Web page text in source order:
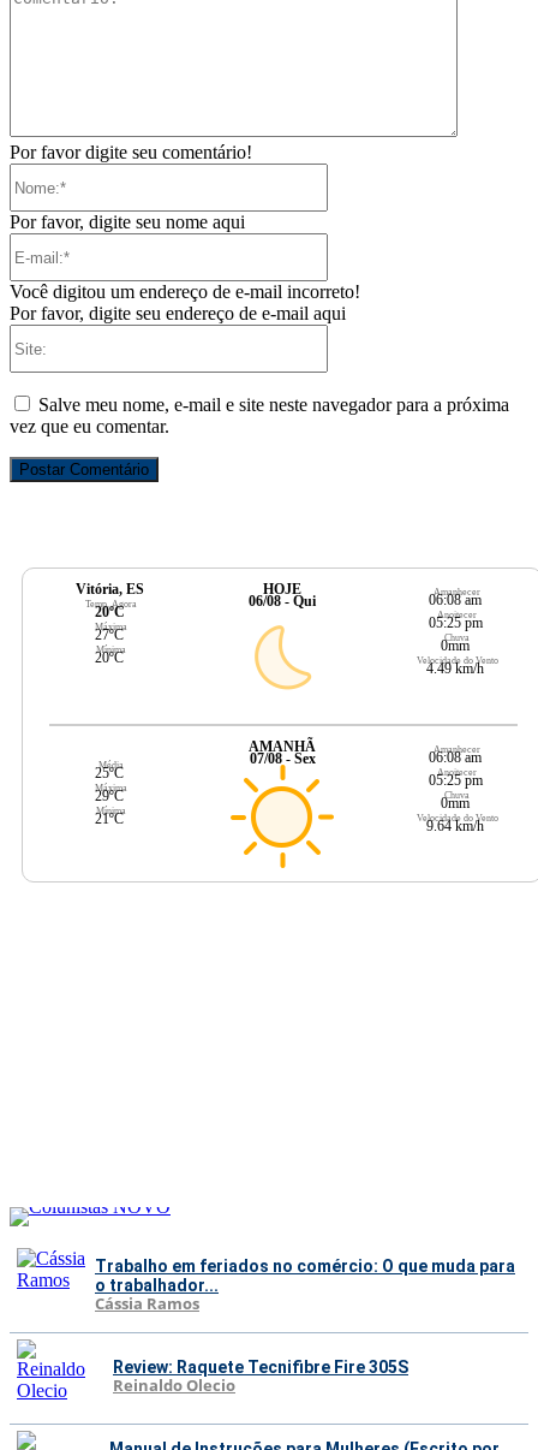
Por favor digite seu comentário!
Por favor, digite seu nome aqui
Você digitou um endereço de e-mail incorreto!
Por favor, digite seu endereço de e-mail aqui
Salve meu nome, e-mail e site neste navegador para a próxima
vez que eu comentar.
Vitória, ES
Temp. Agora
20ºC
Máxima
27ºC
Mínima
20ºC
HOJE
06/08 - Qui
Amanhecer
06:08 am
Anoitecer
05:25 pm
Chuva
0mm
Velocidade do Vento
4.49 km/h
Média
25ºC
Máxima
29ºC
Mínima
21ºC
AMANHÃ
07/08 - Sex
Amanhecer
06:08 am
Anoitecer
05:25 pm
Chuva
0mm
Velocidade do Vento
9.64 km/h
Trabalho em feriados no comércio: O que muda para
o trabalhador...
Cássia Ramos
Review: Raquete Tecnifibre Fire 305S
Reinaldo Olecio